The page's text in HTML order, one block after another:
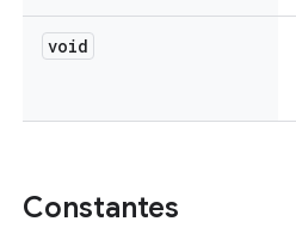
void
Constantes